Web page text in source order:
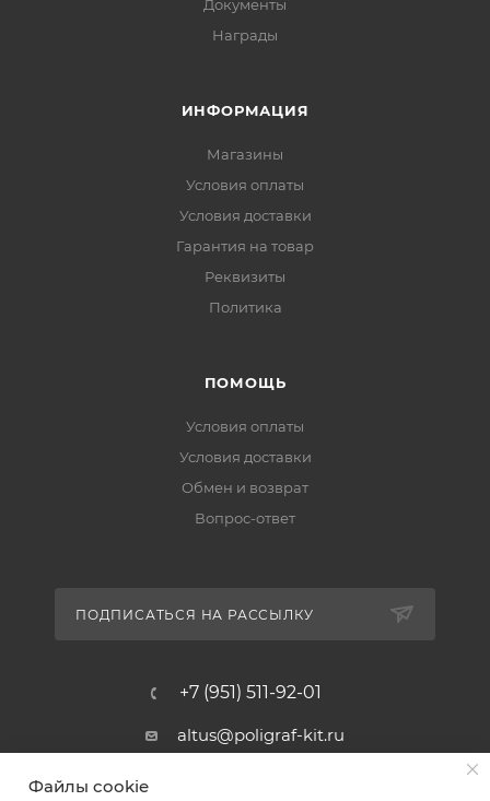
Документы
Награды
ИНФОРМАЦИЯ
Магазины
Условия оплаты
Условия доставки
Гарантия на товар
Реквизиты
Политика
ПОМОЩЬ
Условия оплаты
Условия доставки
Обмен и возврат
Вопрос-ответ
ПОДПИСАТЬСЯ НА РАССЫЛКУ
+7 (951) 511-92-01
altus@poligraf-kit.ru
Магазин-склад ТЦ "Альтус"
Файлы cookie